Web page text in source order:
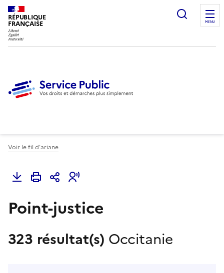
RÉPUBLIQUE
FRANÇAISE
Ouvrir
MENU
Voir le fil d'ariane
Point-justice
323 résultat(s) Occitanie